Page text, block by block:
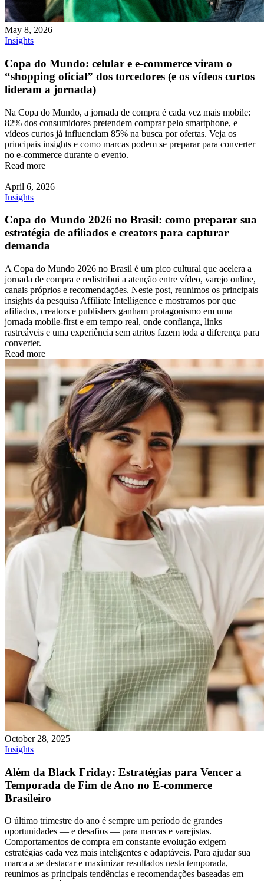
May 8, 2026
Insights
Copa do Mundo: celular e e-commerce viram o
“shopping oficial” dos torcedores (e os vídeos curtos
lideram a jornada)
Na Copa do Mundo, a jornada de compra é cada vez mais mobile:
82% dos consumidores pretendem comprar pelo smartphone, e
vídeos curtos já influenciam 85% na busca por ofertas. Veja os
principais insights e como marcas podem se preparar para converter
no e-commerce durante o evento.
Read more
April 6, 2026
Insights
Copa do Mundo 2026 no Brasil: como preparar sua
estratégia de afiliados e creators para capturar
demanda
A Copa do Mundo 2026 no Brasil é um pico cultural que acelera a
jornada de compra e redistribui a atenção entre vídeo, varejo online,
canais próprios e recomendações. Neste post, reunimos os principais
insights da pesquisa Affiliate Intelligence e mostramos por que
afiliados, creators e publishers ganham protagonismo em uma
jornada mobile-first e em tempo real, onde confiança, links
rastreáveis e uma experiência sem atritos fazem toda a diferença para
converter.
Read more
October 28, 2025
Insights
Além da Black Friday: Estratégias para Vencer a
Temporada de Fim de Ano no E-commerce
Brasileiro
O último trimestre do ano é sempre um período de grandes
oportunidades — e desafios — para marcas e varejistas.
Comportamentos de compra em constante evolução exigem
estratégias cada vez mais inteligentes e adaptáveis. Para ajudar sua
marca a se destacar e maximizar resultados nesta temporada,
reunimos as principais tendências e recomendações baseadas em